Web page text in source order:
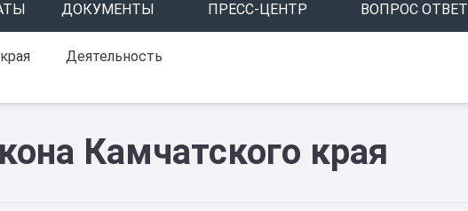
ДОКУМЕНТЫ ПРЕСС-ЦЕНТР ВОПРОС ОТВЕТ
Деятельность
Камчатского края